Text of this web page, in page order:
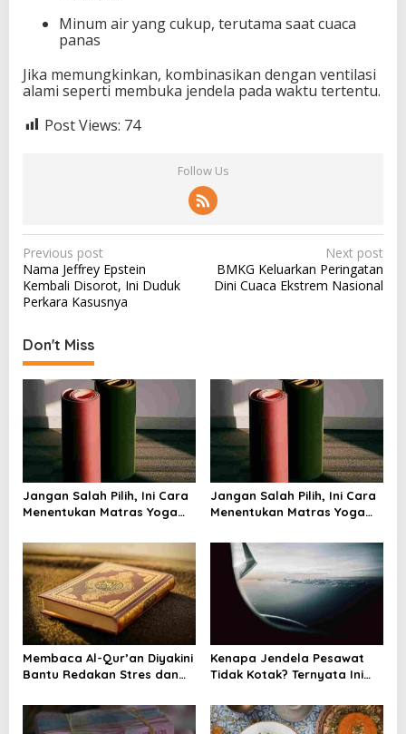
Minum air yang cukup, terutama saat cuaca
panas
Jika memungkinkan, kombinasikan dengan ventilasi
alami seperti membuka jendela pada waktu tertentu.
Post Views: 74
Follow Us
P
o
s
n
a
i
g
a
t
o
n
Previous post
Nama Jeffrey Epstein
Kembali Disorot, Ini Duduk
Perkara Kasusnya
Next post
BMKG Keluarkan Peringatan
Dini Cuaca Ekstrem Nasional
Don't Miss
Jangan Salah Pilih, Ini Cara
Menentukan Matras Yoga
Jangan Salah Pilih, Ini Cara
Menentukan Matras Yoga
Membaca Al-Qur’an Diyakini
Bantu Redakan Stres dan
Kenapa Jendela Pesawat
Tidak Kotak? Ternyata Ini